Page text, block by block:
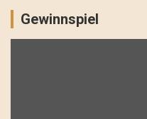
Gewinnspiel